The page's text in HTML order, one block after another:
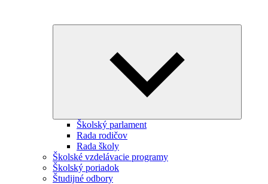
Školský parlament
Rada rodičov
Rada školy
Školské vzdelávacie programy
Školský poriadok
Študijné odbory